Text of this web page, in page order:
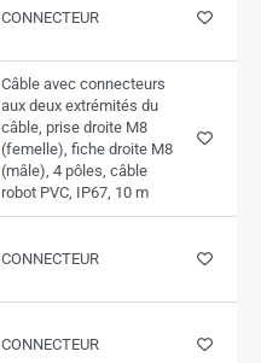
CONNECTEUR
Câble avec connecteurs
aux deux extrémités du
câble, prise droite M8
(femelle), fiche droite M8
(mâle), 4 pôles, câble
robot PVC, IP67, 10 m
CONNECTEUR
CONNECTEUR